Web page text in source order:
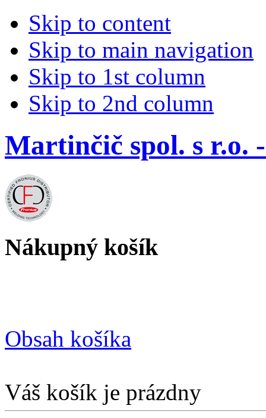
Skip to content
Skip to main navigation
Skip to 1st column
Skip to 2nd column
Martinčič spol. s r.o.
Nákupný košík
Obsah košíka
Váš košík je prázdny